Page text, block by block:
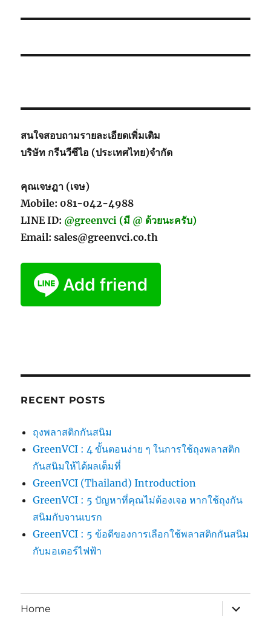
สนใจสอบถามรายละเอียดเพิ่มเติม
บริษัท กรีนวีซีไอ (ประเทศไทย)จำกัด
คุณเจษฎา (เจษ)
Mobile: 081-042-4988
LINE ID: @greenvci (มี @ ด้วยนะครับ)
Email: sales@greenvci.co.th
RECENT POSTS
ถุงพลาสติกกันสนิม
GreenVCI : 4 ขั้นตอนง่าย ๆ ในการใช้ถุงพลาสติก
กันสนิมให้ได้ผลเต็มที่
GreenVCI (Thailand) Introduction
GreenVCI : 5 ปัญหาที่คุณไม่ต้องเจอ หากใช้ถุงกัน
สนิมกับจานเบรก
GreenVCI : 5 ข้อดีของการเลือกใช้พลาสติกกันสนิม
กับมอเตอร์ไฟฟ้า
Home
expand